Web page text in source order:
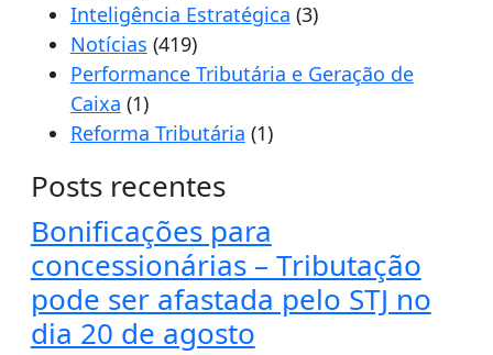
Inteligência Estratégica (3)
Notícias (419)
Performance Tributária e Geração de
Caixa (1)
Reforma Tributária (1)
Posts recentes
Bonificações para
concessionárias – Tributação
pode ser afastada pelo STJ no
dia 20 de agosto